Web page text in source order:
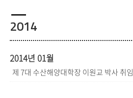
2014
2014년 01월
제 7대 수산해양대학장 이원교 박사 취임